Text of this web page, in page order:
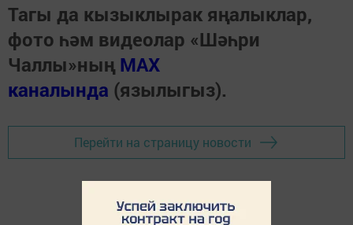
Тагы да кызыклырак яңалыклар,
фото һәм видеолар «Шәһри
Чаллы»ның MAX
каналында (язылыгыз).
Перейти на страницу новости